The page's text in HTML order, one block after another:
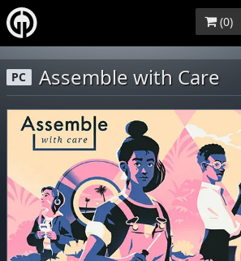
(0)
PC Assemble with Care